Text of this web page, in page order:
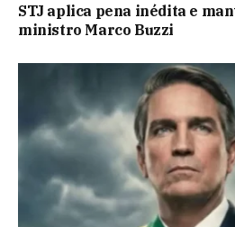
STJ aplica pena inédita e
ministro Marco Buzzi